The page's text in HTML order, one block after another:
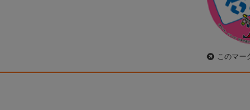
このマー